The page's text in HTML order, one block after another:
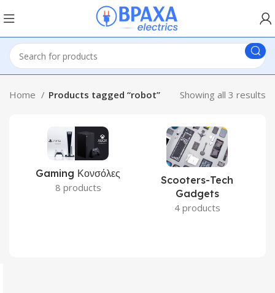
Home Products tagged “robot” Showing all 3 results
Gaming Κονσόλες
8 products
Scooters-Tech
Gadgets
4 products